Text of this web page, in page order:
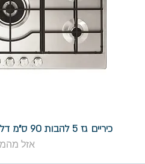
כיריים גז 5 להבות 90 ס"מ דלונגי DeLonghiNDG-95X
אזל